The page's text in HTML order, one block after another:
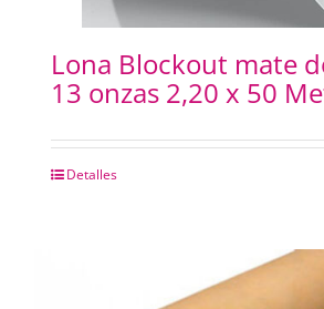
Lona Blockout mate
13 onzas 2,20 x 50
Detalles